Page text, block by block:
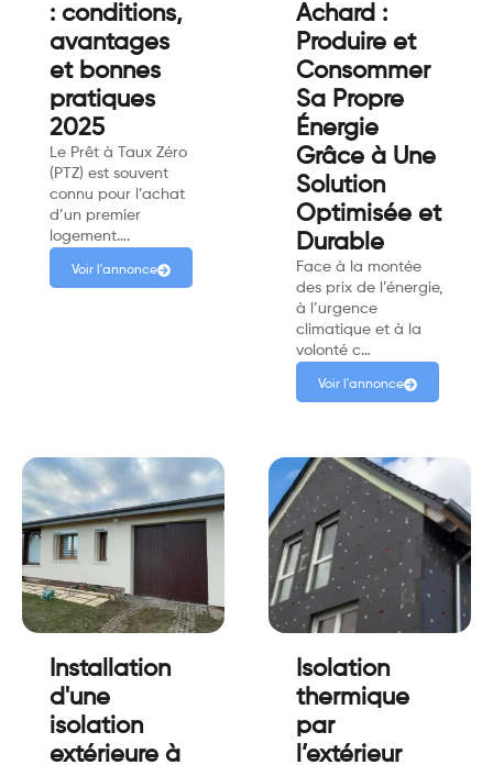
: conditions,
avantages
et bonnes
pratiques
2025
Le Prêt à Taux Zéro
(PTZ) est souvent
connu pour l’achat
d’un premier
logement….
Voir l'annonce
Achard :
Produire et
Consommer
Sa Propre
Énergie
Grâce à Une
Solution
Optimisée et
Durable
Face à la montée
des prix de l’énergie,
à l’urgence
climatique et à la
volonté c…
Voir l'annonce
Installation
d'une
isolation
extérieure à
Isolation
thermique
par
l’extérieur